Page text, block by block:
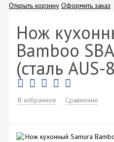
Открыть корзину Оформить заказ
Нож
Bamboo
(сталь AUS-
В избранное Сравнение